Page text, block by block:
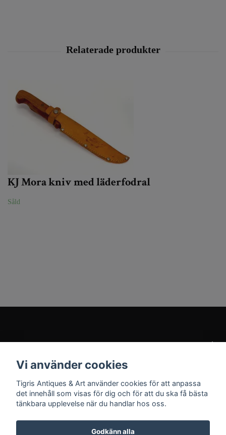
KJ Mora kniv med läderfodral
Såld
Sociala medier
Vi använder cookies
Tigris Antiques & Art använder cookies för att anpassa
det innehåll som visas för dig och för att du ska få bästa
tänkbara upplevelse när du handlar hos oss.
Godkänn alla